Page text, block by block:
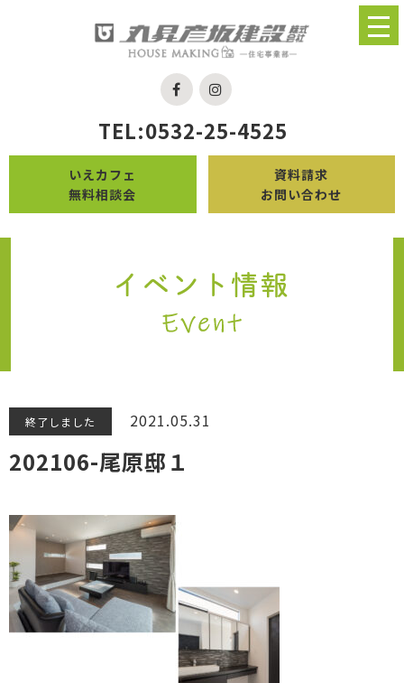
TEL:0532-25-4525
いえカフェ
無料相談会
資料請求
お問い合わせ
終了しました 2021.05.31
202106-尾原邸１